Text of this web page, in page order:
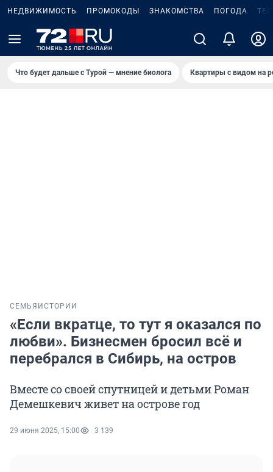
НЕДВИЖИМОСТЬ ПРОМОКОДЫ ЗНАКОМСТВА ПОГОДА
Что будет дальше с Турой — мнение биолога Квартиры с видом на
СЕМЬЯ ИСТОРИИ
«Если вкратце, то тут я оказался по
любви». Бизнесмен бросил всё и
перебрался в Сибирь, на остров
Вместе со своей спутницей и детьми Роман
Демешкевич живет на острове год
29 июня 2025, 15:00 3 139